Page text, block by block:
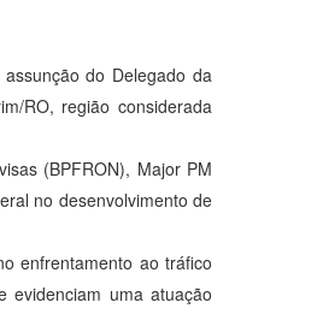
do Delegado da
RO, região considerada
(BPFRON), Major PM
no desenvolvimento de
enfrentamento ao tráfico
evidenciam uma atuação